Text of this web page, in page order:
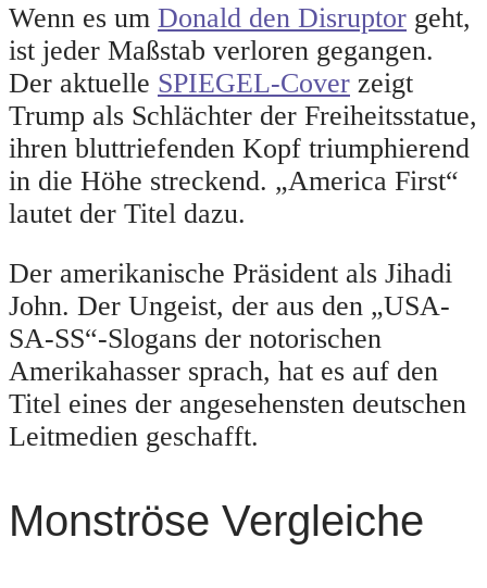
Wenn es um Donald den Disruptor geht,
ist jeder Maßstab verloren gegangen.
Der aktuelle SPIEGEL-Cover zeigt
Trump als Schlächter der Freiheitsstatue,
ihren bluttriefenden Kopf triumphierend
in die Höhe streckend. „America First“
lautet der Titel dazu.
Der amerikanische Präsident als Jihadi
John. Der Ungeist, der aus den „USA-
SA-SS“-Slogans der notorischen
Amerikahasser sprach, hat es auf den
Titel eines der angesehensten deutschen
Leitmedien geschafft.
Monströse Vergleiche